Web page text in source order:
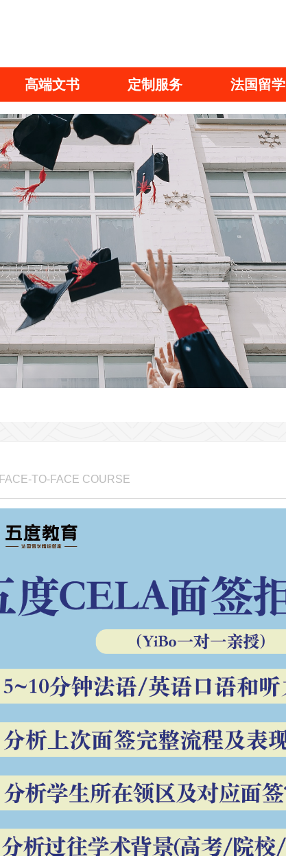
高端文书 定制服务 法国留学
FACE-TO-FACE COURSE